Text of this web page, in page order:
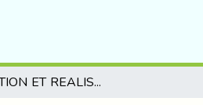
CONCEPTION ET REALISATION DES COUVERCLES DES AVALOIRS EN MATERIAUX COMPOSITES A FIBRES DE VERRES